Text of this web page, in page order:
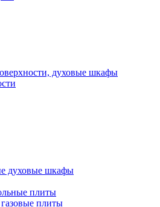
духовые шкафы
духовые шкафы
плиты
плиты